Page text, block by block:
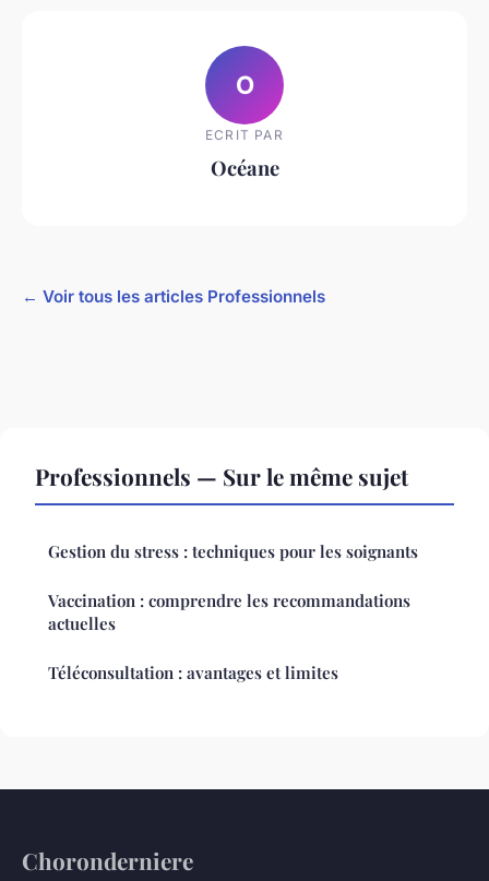
O
ECRIT PAR
Océane
← Voir tous les articles Professionnels
Professionnels — Sur le même sujet
Gestion du stress : techniques pour les soignants
Vaccination : comprendre les recommandations
actuelles
Téléconsultation : avantages et limites
Choronderniere